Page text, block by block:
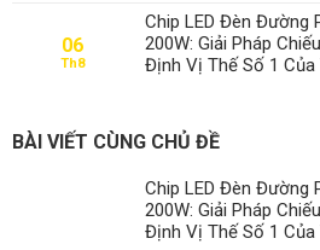
06
Th8
Chip LED Đèn Đường
200W: Giải Pháp
Định Vị Thế Số 1 Của
BÀI VIẾT CÙNG CHỦ ĐỀ
Chip LED Đèn Đường
200W: Giải Pháp
Định Vị Thế Số 1 Của